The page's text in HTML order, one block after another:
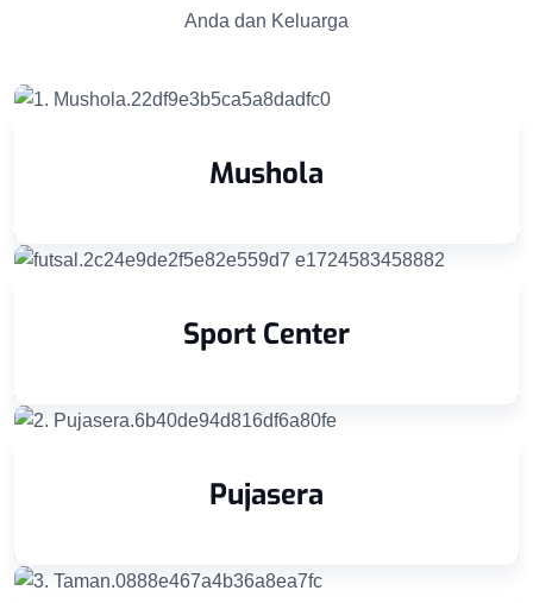
Anda dan Keluarga
Mushola
Sport Center
Pujasera